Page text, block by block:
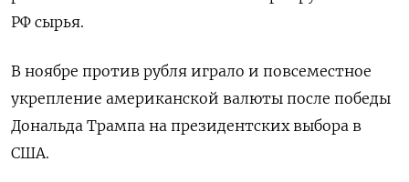
РФ сырья.
В ноябре против рубля играло и повсеместное
укрепление американской валюты после победы
Дональда Трампа на президентских выбора в
США.